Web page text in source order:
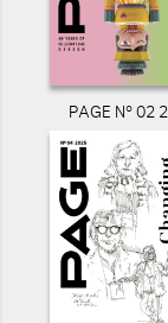
PAGE N° 02